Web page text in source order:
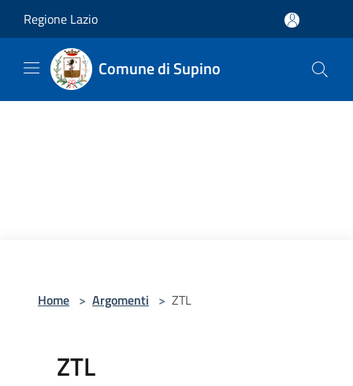
Regione Lazio
Comune di Supino
Home > Argomenti > ZTL
ZTL